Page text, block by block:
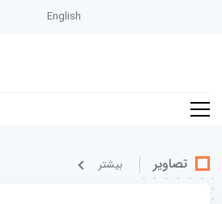
English
تصاویر بيشتر